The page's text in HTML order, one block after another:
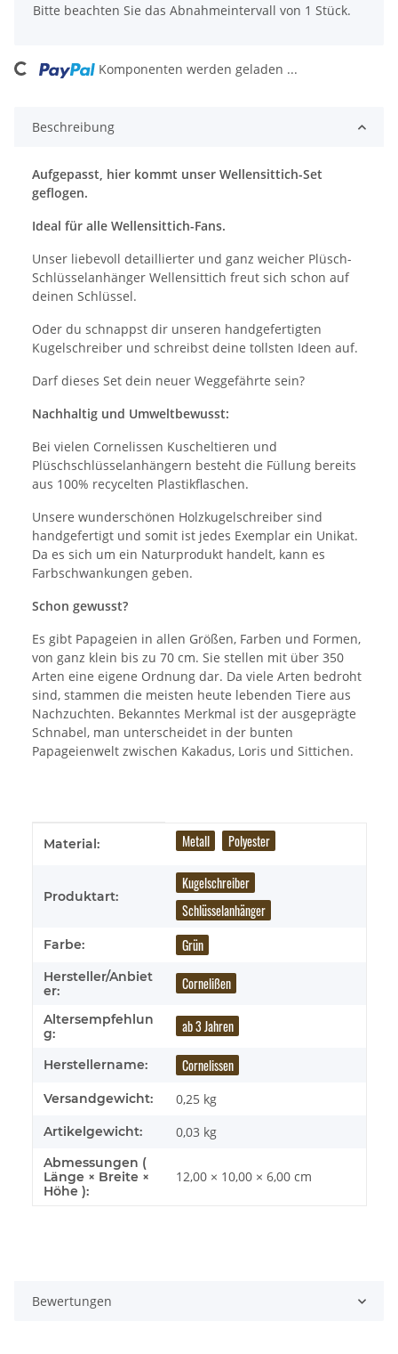
x
Bitte beachten Sie das Abnahmeintervall von 1 Stück.
Loading... Komponenten werden geladen ...
Beschreibung
Aufgepasst, hier kommt unser Wellensittich-Set
geflogen.
Ideal für alle Wellensittich-Fans.
Unser liebevoll detaillierter und ganz weicher Plüsch-
Schlüsselanhänger Wellensittich freut sich schon auf
deinen Schlüssel.
Oder du schnappst dir unseren handgefertigten
Kugelschreiber und schreibst deine tollsten Ideen auf.
Darf dieses Set dein neuer Weggefährte sein?
Nachhaltig und Umweltbewusst:
Bei vielen Cornelissen Kuscheltieren und
Plüschschlüsselanhängern besteht die Füllung bereits
aus 100% recycelten Plastikflaschen.
Unsere wunderschönen Holzkugelschreiber sind
handgefertigt und somit ist jedes Exemplar ein Unikat.
Da es sich um ein Naturprodukt handelt, kann es
Farbschwankungen geben.
Schon gewusst?
Es gibt Papageien in allen Größen, Farben und Formen,
von ganz klein bis zu 70 cm. Sie stellen mit über 350
Arten eine eigene Ordnung dar. Da viele Arten bedroht
sind, stammen die meisten heute lebenden Tiere aus
Nachzuchten. Bekanntes Merkmal ist der ausgeprägte
Schnabel, man unterscheidet in der bunten
Papageienwelt zwischen Kakadus, Loris und Sittichen.
Produkteigenschaft
Wert
Material: Metall Polyester
Produktart:
Kugelschreiber
Schlüsselanhänger
Farbe: Grün
Hersteller/Anbiet
er:
Cornelißen
Altersempfehlun
g:
ab 3 Jahren
Herstellername: Cornelissen
Versandgewicht: 0,25 kg
Artikelgewicht: 0,03 kg
Abmessungen (
Länge × Breite ×
Höhe ):
12,00 × 10,00 × 6,00 cm
Bewertungen